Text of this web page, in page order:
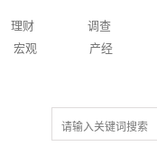
理财 调查
宏观 产经